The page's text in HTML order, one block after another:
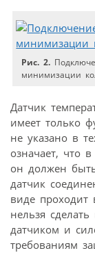
Рис. 2.
минимизации
Датчик
имеет только
не указано в
означает, что
он должен
датчик
виде проходит
нельзя
датчиком и
требованиям